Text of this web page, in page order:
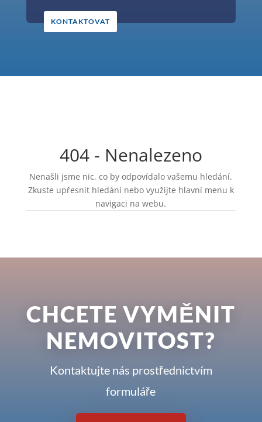
KONTAKTOVAT
404 - Nenalezeno
Nenašli jsme nic, co by odpovídalo vašemu hledání.
Zkuste upřesnit hledání nebo využijte hlavní menu k
navigaci na webu.
CHCETE VYMĚNIT
NEMOVITOST?
Kontaktujte nás prostřednictvím
formuláře